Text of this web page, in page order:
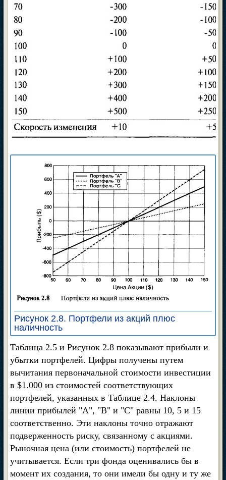
Рисунок 2.8. Портфели из акций плюс
наличность
Таблица 2.5 и Рисунок 2.8 показывают прибыли и
убытки портфелей. Цифры получены путем
вычитания первоначальной стоимости инвестиции
в $1.000 из стоимостей соответствующих
портфелей, указанных в Таблице 2.4. Наклоны
линии прибылей "А", "В" и "С" равны 10, 5 и 15
соответственно. Эти наклоны точно отражают
подверженность риску, связанному с акциями.
Рыночная цена (или стоимость) портфелей не
учитывается. Если три фонда оценивались бы в
момент их создания, то они имели бы одну и ту же